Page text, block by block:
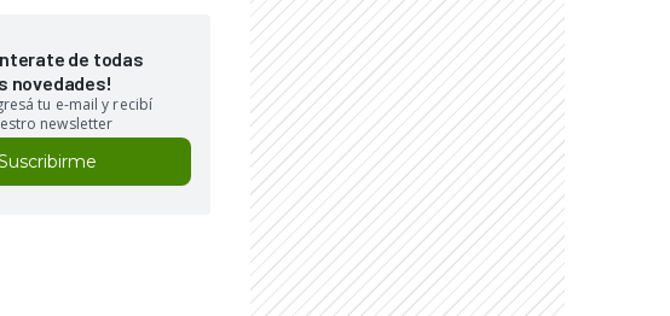
de todas
novedades!
tu e-mail y recibí
newsletter